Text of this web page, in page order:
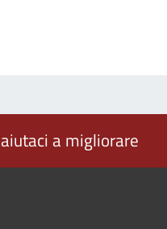
a migliorare